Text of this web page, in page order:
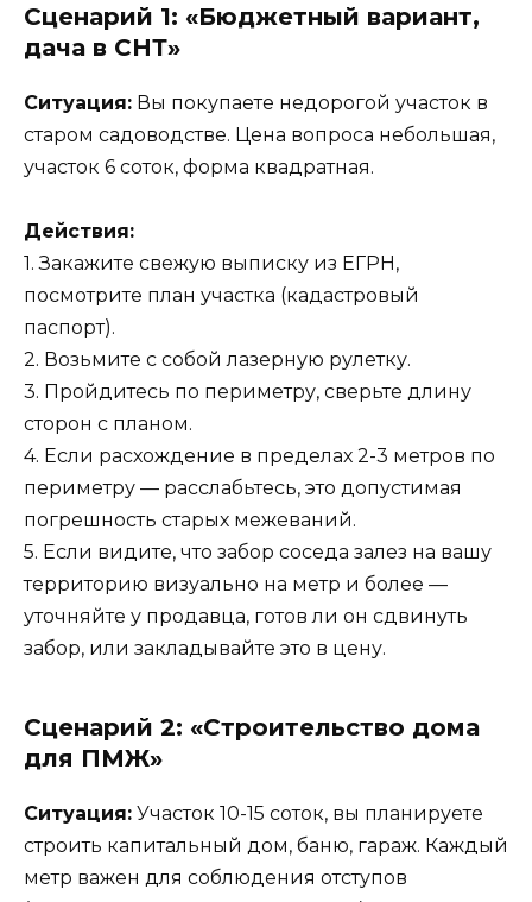
Сценарий 1: «Бюджетный вариант,
дача в СНТ»
Ситуация: Вы покупаете недорогой участок в
старом садоводстве. Цена вопроса небольшая,
участок 6 соток, форма квадратная.
Действия:
1. Закажите свежую выписку из ЕГРН,
посмотрите план участка (кадастровый
паспорт).
2. Возьмите с собой лазерную рулетку.
3. Пройдитесь по периметру, сверьте длину
сторон с планом.
4. Если расхождение в пределах 2-3 метров по
периметру — расслабьтесь, это допустимая
погрешность старых межеваний.
5. Если видите, что забор соседа залез на вашу
территорию визуально на метр и более —
уточняйте у продавца, готов ли он сдвинуть
забор, или закладывайте это в цену.
Сценарий 2: «Строительство дома
для ПМЖ»
Ситуация: Участок 10-15 соток, вы планируете
строить капитальный дом, баню, гараж. Каждый
метр важен для соблюдения отступов